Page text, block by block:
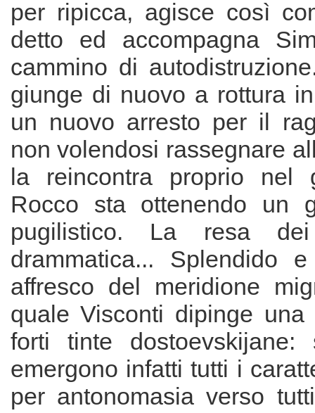
per ripicca, agisce così
detto ed accompagna
cammino di
giunge di nuovo a rottura
un nuovo arresto per il
non volendosi rassegnare
la reincontra proprio nel
Rocco sta ottenendo un
pugilistico. La resa
drammatica... Splendido
affresco del meridione
quale Visconti dipinge una
forti tinte
emergono infatti tutti i
per antonomasia verso